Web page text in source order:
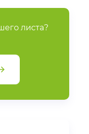
листа?